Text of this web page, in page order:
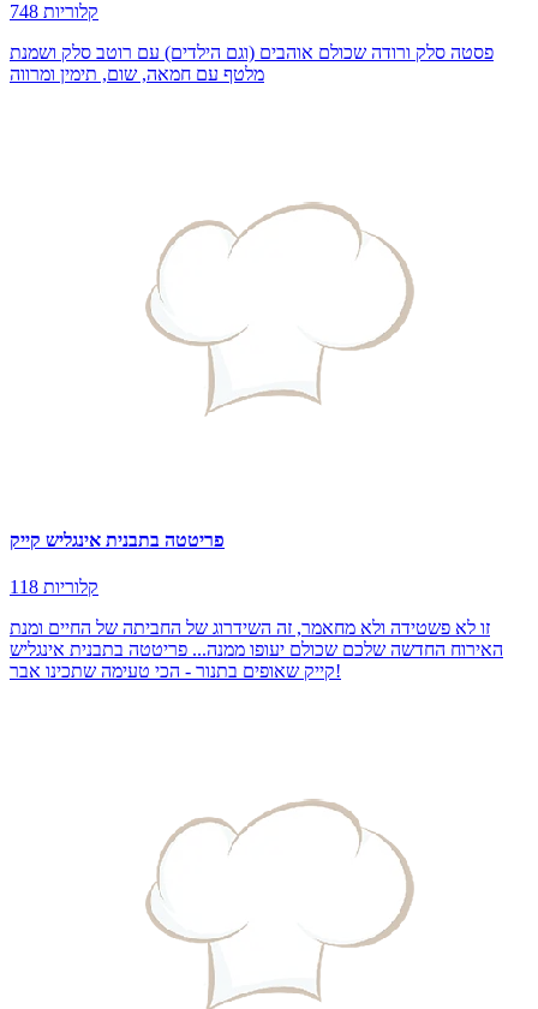
748 קלוריות
פסטה סלק ורודה שכולם אוהבים (וגם הילדים) עם רוטב סלק ושמנת
מלטף עם חמאה, שום, תימין ומרווה
פריטטה בתבנית אינגליש קייק
118 קלוריות
זו לא פשטידה ולא מחאמר, זה השידרוג של החביתה של החיים ומנת
האירוח החדשה שלכם שכולם יעופו ממנה... פריטטה בתבנית אינגליש
קייק שאופים בתנור - הכי טעימה שתכינו אבר!